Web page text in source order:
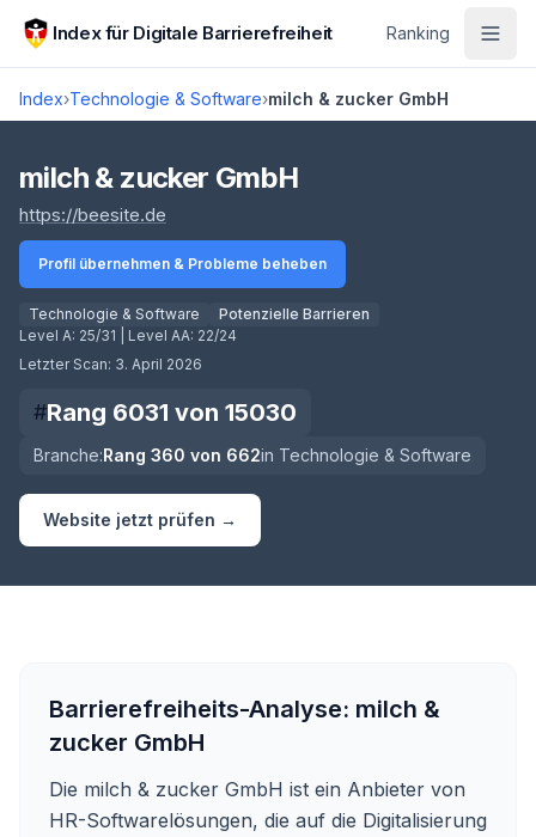
Zum Hauptinhalt springen
Index für Digitale Barrierefreiheit Ranking
Index›Technologie & Software›milch & zucker GmbH
Score lädt
milch & zucker GmbH
https://beesite.de
Profil übernehmen & Probleme beheben
Technologie & Software
Potenzielle Barrieren
Level A: 25/31 | Level AA: 22/24
Letzter Scan: 3. April 2026
#Rang 6031 von 15030
Branche:Rang 360 von 662in Technologie & Software
Website jetzt prüfen →
Barrierefreiheits-Analyse: milch &
zucker GmbH
Die milch & zucker GmbH ist ein Anbieter von
HR-Softwarelösungen, die auf die Digitalisierung